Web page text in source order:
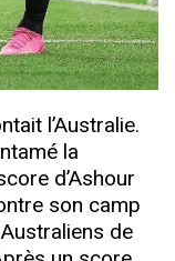
l’Australie.
la
d’Ashour
son camp
de